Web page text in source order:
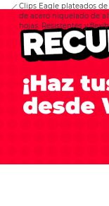
Clips Eagle plateados
de acero niquelado de
hojas. Resistentes y